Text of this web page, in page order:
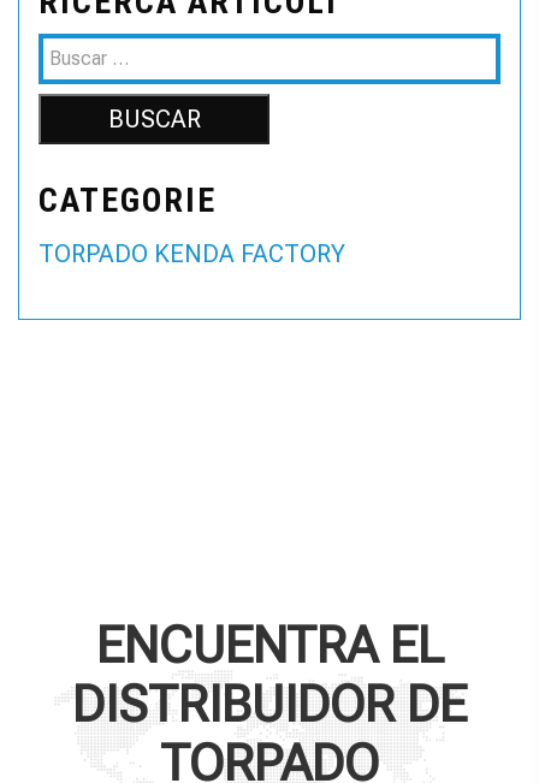
CATEGORIE
TORPADO KENDA FACTORY
ENCUENTRA EL
DISTRIBUIDOR DE
TORPADO